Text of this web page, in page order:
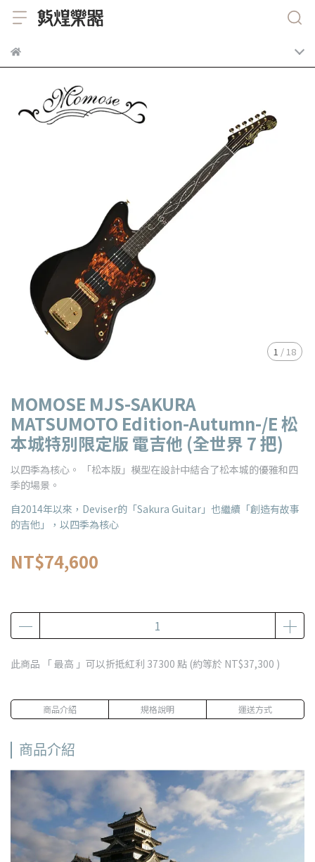
1 / 18
MOMOSE MJS-SAKURA
MATSUMOTO Edition-Autumn-/E 松
本城特別限定版 電吉他 (全世界 7 把)
以四季為核心。 「松本版」模型在設計中結合了松本城的優雅和四
季的場景。
自2014年以來，Deviser的「Sakura Guitar」也繼續「創造有故事
的吉他」，以四季為核心
NT$74,600
此商品 「 最高 」可以折抵紅利 37300 點 (約等於 NT$37,300 )
商品介紹 規格說明 運送方式
商品介紹